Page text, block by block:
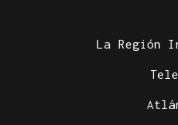
La Región